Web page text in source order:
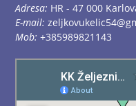
Adresa: HR - 47 000
E-mail:
Mob: +385989821143